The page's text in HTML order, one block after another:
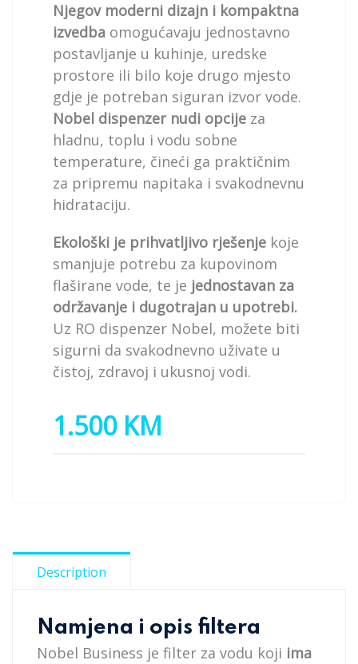
Njegov moderni dizajn i kompaktna
izvedba omogućavaju jednostavno
postavljanje u kuhinje, uredske
prostore ili bilo koje drugo mjesto
gdje je potreban siguran izvor vode.
Nobel dispenzer nudi opcije za
hladnu, toplu i vodu sobne
temperature, čineći ga praktičnim
za pripremu napitaka i svakodnevnu
hidrataciju.
Ekološki je prihvatljivo rješenje koje
smanjuje potrebu za kupovinom
flaširane vode, te je jednostavan za
održavanje i dugotrajan u upotrebi.
Uz RO dispenzer Nobel, možete biti
sigurni da svakodnevno uživate u
čistoj, zdravoj i ukusnoj vodi.
1.500 KM
Description
Namjena i opis filtera
Nobel Business je filter za vodu koji ima